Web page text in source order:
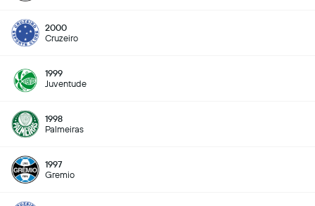
2000
Cruzeiro
1999
Juventude
1998
Palmeiras
1997
Gremio